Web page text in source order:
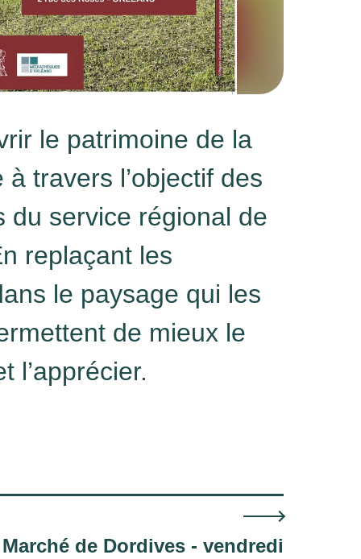
le patrimoine de la
travers l’objectif des
du service régional de
replaçant les
le paysage qui les
de mieux le
l’apprécier.
Marché de Dordives - vendredi